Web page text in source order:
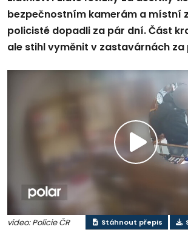
bezpečnostním kamerám a místní
policisté dopadli za pár dní. Část
ale stihl vyměnit v zastavárnách za
video: Policie ČR Stáhnout přepis